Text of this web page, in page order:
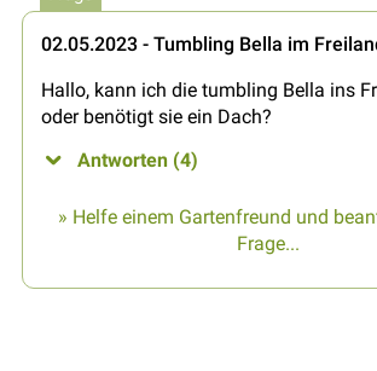
02.05.2023 - Tumbling Bella im
Hallo, kann ich die tumbling Bella ins
oder benötigt sie ein Dach?
Antworten (4)
» Helfe einem Gartenfreund und
Frage...